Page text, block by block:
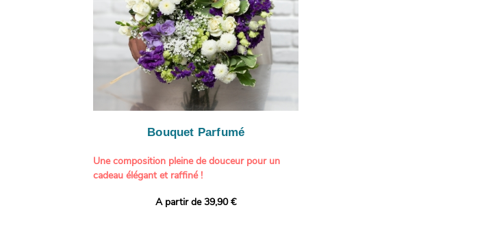
Bouquet Parfumé
Une composition pleine de douceur pour un
cadeau élégant et raffiné !
Offrez un bouquet délicat et généreux, imaginé
A partir de 39,90 €